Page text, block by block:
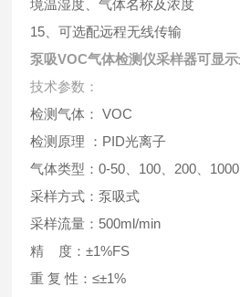
境温湿度、气体名称及浓度
15、可选配远程无线传输
泵吸VOC气体检测仪采样器可显
技术参数：
检测气体： VOC
检测原理 ：PID光离子
气体类型：0-50、100、200、
采样方式：泵吸式
采样流量：500ml/min
精 度：±1%FS
重 复 性：≤±1%